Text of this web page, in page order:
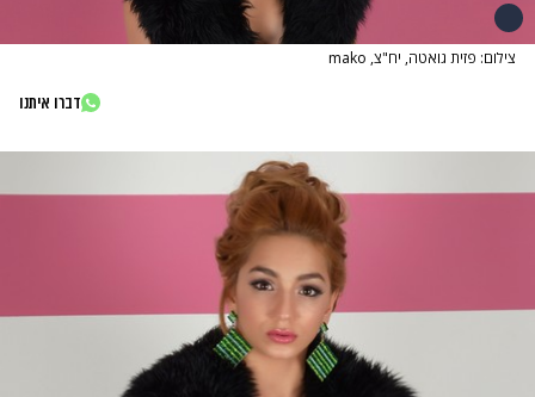
צילום: פזית גואטה, יח"צ, mako
דברו איתנו